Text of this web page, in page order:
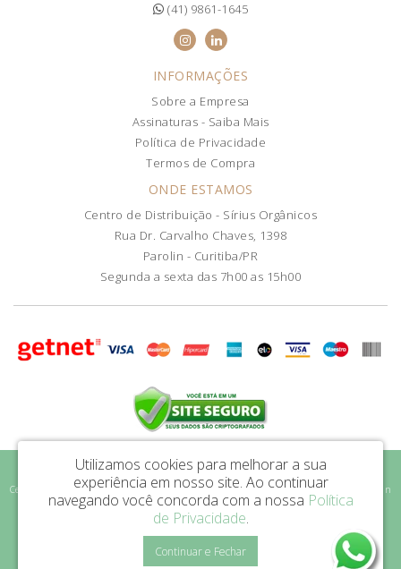
(41) 9861-1645
INFORMAÇÕES
Sobre a Empresa
Assinaturas - Saiba Mais
Política de Privacidade
Termos de Compra
ONDE ESTAMOS
Centro de Distribuição - Sírius Orgânicos
Rua Dr. Carvalho Chaves, 1398
Parolin - Curitiba/PR
Segunda a sexta das 7h00 as 15h00
Sírius Orgânicos LTDA - CNPJ: 46.589.863/0001-47
Centro de Distribuição - Sírius Orgânicos - Rua Dr. Carvalho Chaves, 1398 - Parolin
| Curitiba/PR - CEP: 80.220-010
Sirius Orgânicos © 2026
Utilizamos cookies para melhorar a sua
experiência em nosso site. Ao continuar
navegando você concorda com a nossa Política
de Privacidade.
Continuar e Fechar